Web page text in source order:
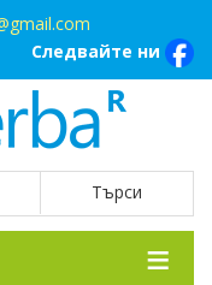
Следвайте ни